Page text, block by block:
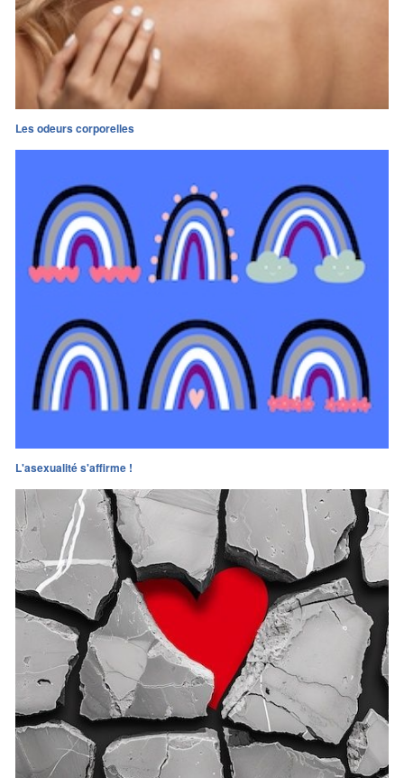
Les odeurs corporelles
L'asexualité s'affirme !